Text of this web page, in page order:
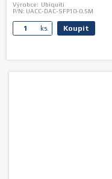
Výrobce: Ubiquiti
P/N: UACC-DAC-SFP10-0.5M
ks. Koupit